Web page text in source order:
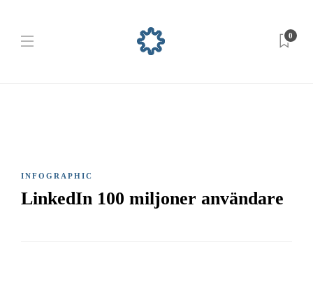
0
INFOGRAPHIC
LinkedIn 100 miljoner användare